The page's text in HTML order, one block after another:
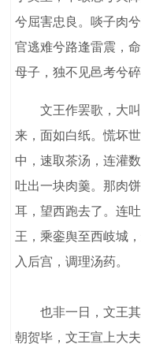
兮屈害忠良。啖子肉
官逃难兮路逢雷震，
母子，独不见邑考兮
文王作罢歌，大叫
来，面如白纸。慌坏
中，速取茶汤，连灌
吐出一块肉羹。那肉
耳，望西跑去了。连
王，乘銮舆至西岐城
入后宫，调理汤药。
也非一日，文王其
朝贺毕，文王宣上大